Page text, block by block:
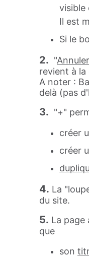
visible
Il est
Si le
2. "Annuler
revient à la
A noter :
delà (pas
3. "+"
créer
créer
4. La
du site.
5. La page
que
son